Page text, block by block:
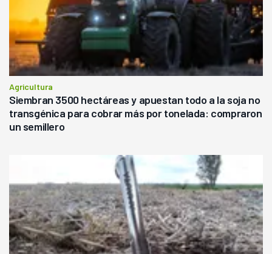
Agricultura
Siembran 3500 hectáreas y apuestan todo a la soja no
transgénica para cobrar más por tonelada: compraron
un semillero